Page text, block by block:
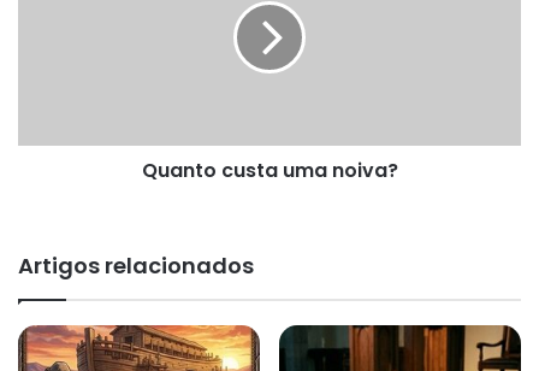
Quanto custa uma noiva?
Artigos relacionados